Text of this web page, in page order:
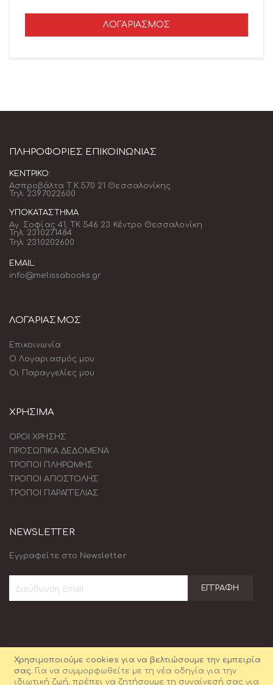
Χρησιμοποιούμε cookies για να βελτιώσουμε την εμπειρία
σας.
Για να συμμορφωθείτε με τη νέα οδηγία για την
ιδιωτική ζωή, πρέπει να ζητήσουμε τη συναίνεσή σας για
ΛΟΓΑΡΙΑΣΜΌΣ
ΠΛΗΡΟΦΟΡΊΕΣ ΕΠΙΚΟΙΝΩΝΊΑΣ
ΚΕΝΤΡΙΚΌ:
Ασπροβάλτα Τ.Κ.570 21 Θεσσαλονίκης
Τηλ: 2397022600
ΥΠΟΚΑΤΆΣΤΗΜΑ
Αγ. Σοφίας 41, ΤΚ 546 23 Κέντρο Θεσσαλονίκη
Τηλ: 2310271484
Τηλ: 2310202600
EMAIL:
info@melissabooks.gr
ΛΟΓΑΡΙΑΣΜΟΣ
Επικοινωνία
Ο Λογαριασμός μου
Οι Παραγγελίες μου
ΧΡΗΣΙΜΑ
ΟΡΟΙ ΧΡΗΣΗΣ
ΠΡΟΣΩΠΙΚΑ ΔΕΔΟΜΕΝΑ
ΤΡΟΠΟΙ ΠΛΗΡΩΜΗΣ
ΤΡΟΠΟΙ ΑΠΟΣΤΟΛΗΣ
ΤΡΟΠΟΙ ΠΑΡΑΓΓΕΛΙΑΣ
NEWSLETTER
Εγγραφείτε στο Newsletter
Δελτίο:
ΕΓΓΡΑΦΉ